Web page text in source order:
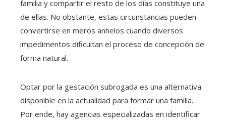
familia y compartir el resto de los días constituye una
de ellas. No obstante, estas circunstancias pueden
convertirse en meros anhelos cuando diversos
impedimentos dificultan el proceso de concepción de
forma natural.
Optar por la gestación subrogada es una alternativa
disponible en la actualidad para formar una familia.
Por ende, hay agencias especializadas en identificar